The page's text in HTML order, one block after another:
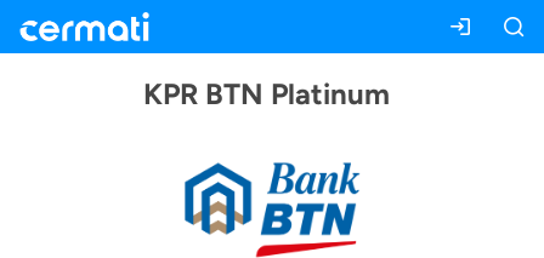
KPR BTN Platinum